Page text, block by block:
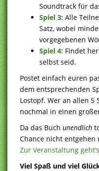
Soundtrack für
Spiel 3: Alle
Satz, wobei
vorgegebenen
Spiel 4: Findet
selbst seid.
Postet einfach euren
dem entsprechenden
Lostopf. Wer an allen
nochmal in einen
Da das Buch unendlich
Chance nicht
Zur Veranstaltung
Viel Spaß und viel